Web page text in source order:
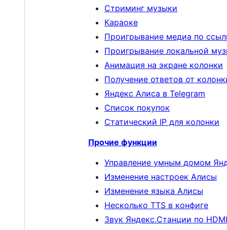
Стриминг музыки
Караоке
Проигрывание медиа по
Проигрывание локальной
Анимация на экране колонки
Получение ответов от
Яндекс Алиса в Telegram
Список покупок
Статический IP для колонки
Прочие функции
Управление умным домом
Изменение настроек Алисы
Изменение языка Алисы
Несколько TTS в конфиге
Звук Яндекс.Станции по HDMI